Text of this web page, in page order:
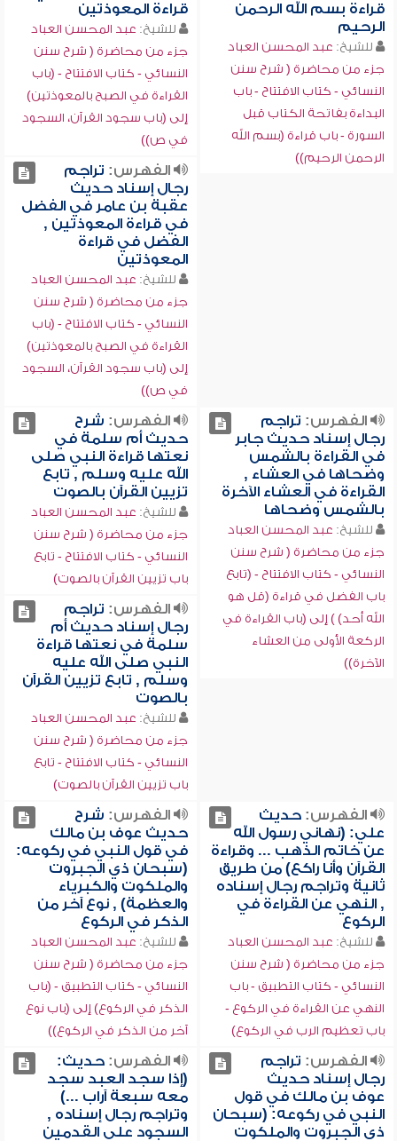
قراءة بسم الله الرحمن
الرحيم
للشيخ: عبد المحسن العباد
جزء من محاضرة ( شرح سنن
النسائي - كتاب الافتتاح - باب
البداءة بفاتحة الكتاب قبل
السورة - باب قراءة (بسم الله
الرحمن الرحيم))
قراءة المعوذتين
للشيخ: عبد المحسن العباد
جزء من محاضرة ( شرح سنن
النسائي - كتاب الافتتاح - (باب
القراءة في الصبح بالمعوذتين)
إلى (باب سجود القرآن، السجود
في ص))
الفهرس: تراجم
رجال إسناد حديث
عقبة بن عامر في الفضل
في قراءة المعوذتين ,
الفضل في قراءة
المعوذتين
للشيخ: عبد المحسن العباد
جزء من محاضرة ( شرح سنن
النسائي - كتاب الافتتاح - (باب
القراءة في الصبح بالمعوذتين)
إلى (باب سجود القرآن، السجود
في ص))
الفهرس: تراجم
رجال إسناد حديث جابر
في القراءة بالشمس
وضحاها في العشاء ,
القراءة في العشاء الآخرة
بالشمس وضحاها
للشيخ: عبد المحسن العباد
جزء من محاضرة ( شرح سنن
النسائي - كتاب الافتتاح - (تابع
باب الفضل في قراءة (قل هو
الله أحد) ) إلى (باب القراءة في
الركعة الأولى من العشاء
الآخرة))
الفهرس: شرح
حديث أم سلمة في
نعتها قراءة النبي صلى
الله عليه وسلم , تابع
تزيين القرآن بالصوت
للشيخ: عبد المحسن العباد
جزء من محاضرة ( شرح سنن
النسائي - كتاب الافتتاح - تابع
باب تزيين القرآن بالصوت)
الفهرس: تراجم
رجال إسناد حديث أم
سلمة في نعتها قراءة
النبي صلى الله عليه
وسلم , تابع تزيين القرآن
بالصوت
للشيخ: عبد المحسن العباد
جزء من محاضرة ( شرح سنن
النسائي - كتاب الافتتاح - تابع
باب تزيين القرآن بالصوت)
الفهرس:حديث
علي: (نهاني رسول الله
عن خاتم الذهب ... وقراءة
القرآن وأنا راكع) من طريق
ثانية وتراجم رجال إسناده
, النهي عن القراءة في
الركوع
للشيخ: عبد المحسن العباد
جزء من محاضرة ( شرح سنن
النسائي - كتاب التطبيق - باب
النهي عن القراءة في الركوع -
باب تعظيم الرب في الركوع)
الفهرس: شرح
حديث عوف بن مالك
في قول النبي في ركوعه:
(سبحان ذي الجبروت
والملكوت والكبرياء
والعظمة) , نوع آخر من
الذكر في الركوع
للشيخ: عبد المحسن العباد
جزء من محاضرة ( شرح سنن
النسائي - كتاب التطبيق - (باب
الذكر في الركوع) إلى (باب نوع
آخر من الذكر في الركوع))
الفهرس: تراجم
رجال إسناد حديث
عوف بن مالك في قول
النبي في ركوعه: (سبحان
ذي الجبروت والملكوت
الفهرس:حديث:
(إذا سجد العبد سجد
معه سبعة آراب ...)
وتراجم رجال إسناده ,
السجود على القدمين